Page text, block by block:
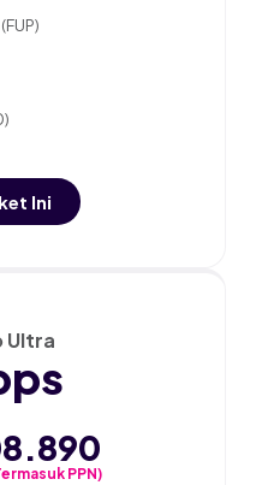
Ini
Ultra
PPN)